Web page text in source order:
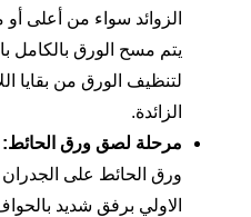
الزوائد سواء من أعلى
يتم مسح الورق بالكامل
لتنظيف الورق من بقايا
الزائدة.
مرحلة لصق ورق الحائط:
ورق الحائط على
الاولي برفق شديد